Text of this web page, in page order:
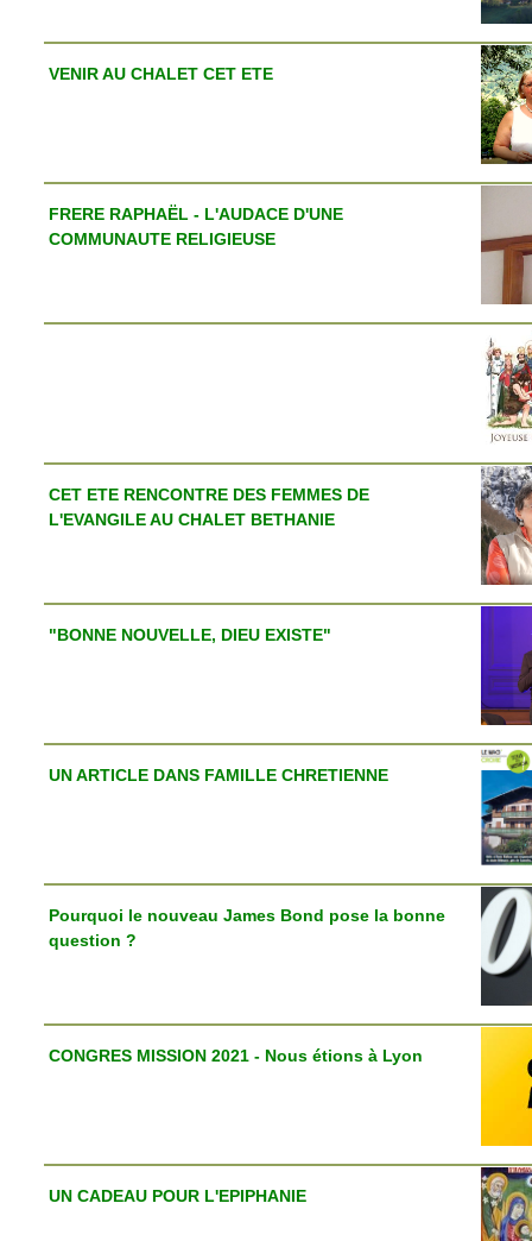
VENIR AU CHALET CET ETE
FRERE RAPHAËL - L'AUDACE D'UNE
COMMUNAUTE RELIGIEUSE
CET ETE RENCONTRE DES FEMMES DE
L'EVANGILE AU CHALET BETHANIE
"BONNE NOUVELLE, DIEU EXISTE"
UN ARTICLE DANS FAMILLE CHRETIENNE
Pourquoi le nouveau James Bond pose la bonne
question ?
CONGRES MISSION 2021 - Nous étions à Lyon
UN CADEAU POUR L'EPIPHANIE